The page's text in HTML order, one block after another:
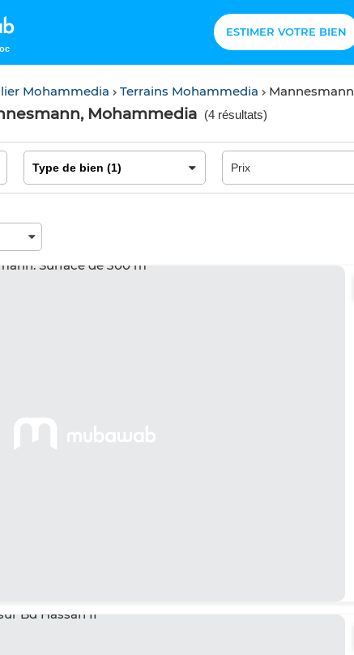
ESTIMER VOTRE BIEN
Mohammedia Terrains Mohammedia Mannesmann
Mohammedia (4 résultats)